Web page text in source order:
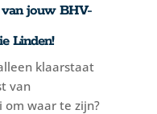
jouw BHV-
Linden!
klaarstaat
van
om waar te zijn?